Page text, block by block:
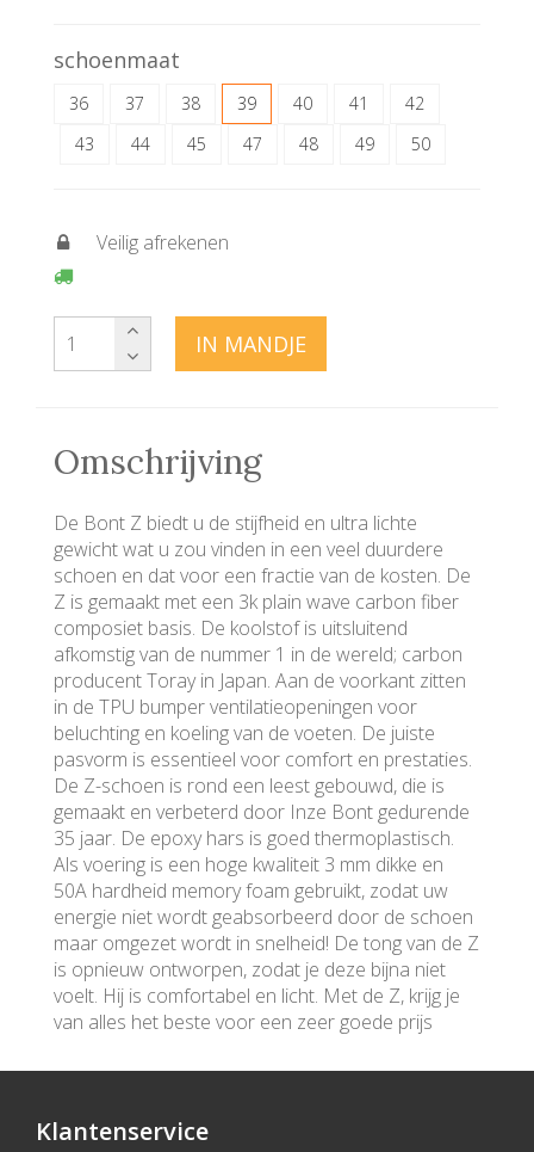
schoenmaat
36 37 38 39 40 41
42
43
44 45 47 48 49 50
Veilig afrekenen
IN MANDJE
Omschrijving
De Bont Z biedt u de stijfheid en ultra lichte
gewicht wat u zou vinden in een veel duurdere
schoen en dat voor een fractie van de kosten. De
Z is gemaakt met een 3k plain wave carbon fiber
composiet basis. De koolstof is uitsluitend
afkomstig van de nummer 1 in de wereld; carbon
producent Toray in Japan. Aan de voorkant zitten
in de TPU bumper ventilatieopeningen voor
beluchting en koeling van de voeten. De juiste
pasvorm is essentieel voor comfort en prestaties.
De Z-schoen is rond een leest gebouwd, die is
gemaakt en verbeterd door Inze Bont gedurende
35 jaar. De epoxy hars is goed thermoplastisch.
Als voering is een hoge kwaliteit 3 mm dikke en
50A hardheid memory foam gebruikt, zodat uw
energie niet wordt geabsorbeerd door de schoen
maar omgezet wordt in snelheid! De tong van de Z
is opnieuw ontworpen, zodat je deze bijna niet
voelt. Hij is comfortabel en licht. Met de Z, krijg je
van alles het beste voor een zeer goede prijs
Klantenservice